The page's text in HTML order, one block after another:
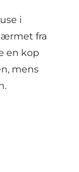
i
fra
en kop
mens